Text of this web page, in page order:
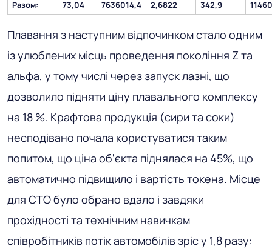
Разом:
73,04 7636014,4 2,6822 342,9 11460
Плавання з наступним відпочинком стало одним
із улюблених місць проведення покоління Z та
альфа, у тому числі через запуск лазні, що
дозволило підняти ціну плавального комплексу
на 18 %. Крафтова продукція (сири та соки)
несподівано почала користуватися таким
попитом, що ціна об'єкта піднялася на 45%, що
автоматично підвищило і вартість токена. Місце
для СТО було обрано вдало і завдяки
прохідності та технічним навичкам
співробітників потік автомобілів зріс у 1,8 разу: